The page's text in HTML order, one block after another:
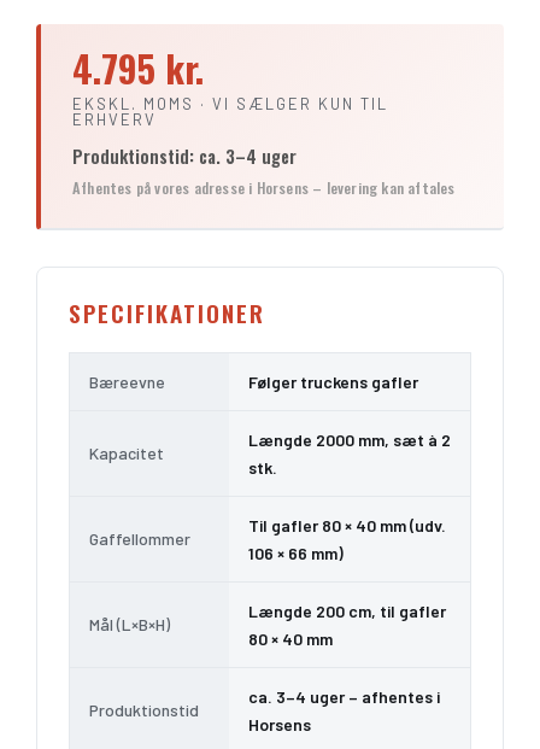
4.795 kr.
EKSKL. MOMS · VI SÆLGER KUN TIL
ERHVERV
Produktionstid: ca. 3–4 uger
Afhentes på vores adresse i Horsens – levering kan aftales
SPECIFIKATIONER
Bæreevne Følger truckens gafler
Kapacitet
Længde 2000 mm, sæt à 2
stk.
Gaffellommer
Til gafler 80 × 40 mm (udv.
106 × 66 mm)
Mål (L×B×H)
Længde 200 cm, til gafler
80 × 40 mm
Produktionstid
ca. 3–4 uger – afhentes i
Horsens